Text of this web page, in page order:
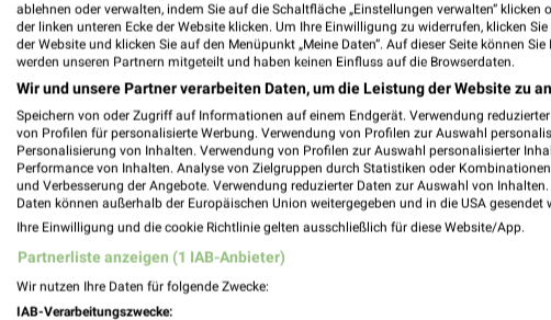
Alle Filialen, Adressen und Öffnungszeiten
Filialen und Öffnungszeiten von Sport 2000 in der
zu Deiner Lieblingsfiliale von Sport 2000.
ablehnen oder verwalten, indem Sie auf die Schaltfläche „Einstellungen verwalten“
der linken unteren Ecke der Website klicken. Um Ihre Einwilligung zu widerrufen, klicken
der Website und klicken Sie auf den Menüpunkt „Meine Daten“. Auf dieser Seite können
werden unseren Partnern mitgeteilt und haben keinen Einfluss auf die Browserdaten.
Wir und unsere Partner verarbeiten Daten, um die Leistung der Website zu
Speichern von oder Zugriff auf Informationen auf einem Endgerät. Verwendung
von Profilen für personalisierte Werbung. Verwendung von Profilen zur Auswahl
Personalisierung von Inhalten. Verwendung von Profilen zur Auswahl personalisierter
Performance von Inhalten. Analyse von Zielgruppen durch Statistiken oder
und Verbesserung der Angebote. Verwendung reduzierter Daten zur Auswahl von Inhalten.
Daten können außerhalb der Europäischen Union weitergegeben und in die USA gesendet
Ihre Einwilligung und die cookie Richtlinie gelten ausschließlich für diese Website/App.
Partnerliste anzeigen (1 IAB-Anbieter)
Wir nutzen Ihre Daten für folgende Zwecke:
IAB-Verarbeitungszwecke: